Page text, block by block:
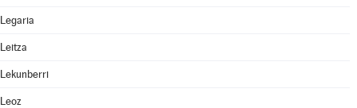
Legaria
Leitza
Lekunberri
Leoz